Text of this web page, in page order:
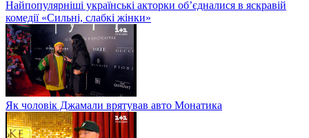
Найпопулярніші українські акторки об’єдналися в яскравій
комедії «Сильні, слабкі жінки»
Як чоловік Джамали врятував авто Монатика